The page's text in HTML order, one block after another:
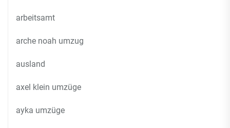
arbeitsamt
arche noah umzug
ausland
axel klein umzüge
ayka umzüge